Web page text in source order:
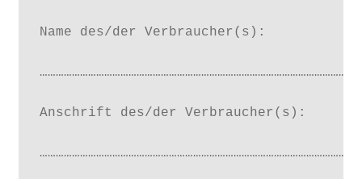
Name des/der Verbraucher(s):
Anschrift des/der Verbraucher(s):